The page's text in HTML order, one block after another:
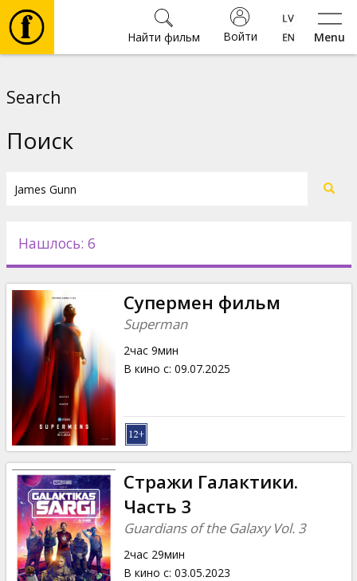
Menu
Войти
Найти фильм
Новости
Подарки
Кинозакуски
B2B
Клуб
Search
Поиск
Нашлось: 6
Супермен фильм
Superman
2час 9мин
В кино с: 09.07.2025
Стражи Галактики.
Часть 3
Guardians of the Galaxy Vol. 3
2час 29мин
В кино с: 03.05.2023